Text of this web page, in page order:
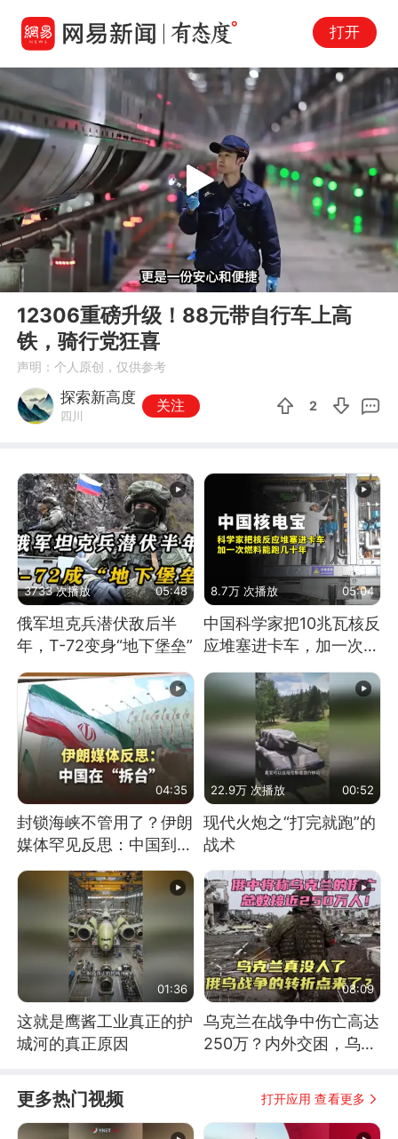
打开
00:00
Play
12306重磅升级！88元带自行车上高
铁，骑行党狂喜
声明：个人原创，仅供参考
探索新高度
四川
关注 2
3733 次播放 05:48
俄军坦克兵潜伏敌后半
年，T-72变身“地下堡垒”
8.7万 次播放 05:04
中国科学家把10兆瓦核反
应堆塞进卡车，加一次燃
04:35
封锁海峡不管用了？伊朗
媒体罕见反思：中国到底
是不是在"拆台"
22.9万 次播放 00:52
现代火炮之“打完就跑”的
战术
01:36
这就是鹰酱工业真正的护
城河的真正原因
08:09
乌克兰在战争中伤亡高达
250万？内外交困，乌克
更多热门视频 打开应用 查看更多